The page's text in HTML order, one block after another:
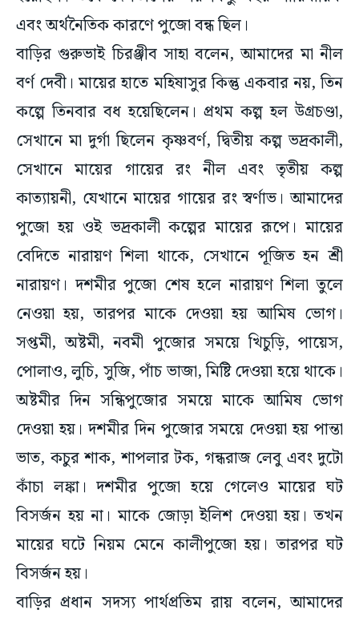
এবং অর্থনৈতিক কারণে পুজো বন্ধ ছিল।
বাড়ির গুরুভাই চিরঞ্জীব সাহা বলেন, আমাদের মা নীল
বর্ণ দেবী। মায়ের হাতে মহিষাসুর কিন্তু একবার নয়, তিন
কল্পে তিনবার বধ হয়েছিলেন। প্রথম কল্প হল উগ্রচণ্ডা,
সেখানে মা দুর্গা ছিলেন কৃষ্ণবর্ণ, দ্বিতীয় কল্প ভদ্রকালী,
সেখানে মায়ের গায়ের রং নীল এবং তৃতীয় কল্প
কাত্যায়নী, যেখানে মায়ের গায়ের রং স্বর্ণাভ। আমাদের
পুজো হয় ওই ভদ্রকালী কল্পের মায়ের রূপে। মায়ের
বেদিতে নারায়ণ শিলা থাকে, সেখানে পূজিত হন শ্রী
নারায়ণ। দশমীর পুজো শেষ হলে নারায়ণ শিলা তুলে
নেওয়া হয়, তারপর মাকে দেওয়া হয় আমিষ ভোগ।
সপ্তমী, অষ্টমী, নবমী পুজোর সময়ে খিচুড়ি, পায়েস,
পোলাও, লুচি, সুজি, পাঁচ ভাজা, মিষ্টি দেওয়া হয়ে থাকে।
অষ্টমীর দিন সন্ধিপুজোর সময়ে মাকে আমিষ ভোগ
দেওয়া হয়। দশমীর দিন পুজোর সময়ে দেওয়া হয় পান্তা
ভাত, কচুর শাক, শাপলার টক, গন্ধরাজ লেবু এবং দুটো
কাঁচা লঙ্কা। দশমীর পুজো হয়ে গেলেও মায়ের ঘট
বিসর্জন হয় না। মাকে জোড়া ইলিশ দেওয়া হয়। তখন
মায়ের ঘটে নিয়ম মেনে কালীপুজো হয়। তারপর ঘট
বিসর্জন হয়।
বাড়ির প্রধান সদস্য পার্থপ্রতিম রায় বলেন, আমাদের